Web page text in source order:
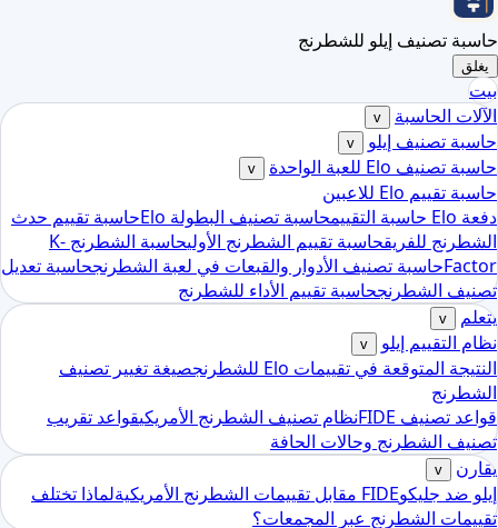
حاسبة تصنيف إيلو للشطرنج
يغلق
بيت
الآلات الحاسبة
v
حاسبة تصنيف إيلو v
حاسبة تصنيف Elo للعبة الواحدة v
حاسبة تقييم Elo للاعبين
دفعة Elo حاسبة التقييم
حاسبة تصنيف البطولة Elo
حاسبة تقييم حدث
الشطرنج للفريقحاسبة تقييم الشطرنج الأولي
حاسبة الشطرنج K-
Factorحاسبة تصنيف الأدوار والقبعات في لعبة الشطرنجحاسبة تعديل
تصنيف الشطرنجحاسبة تقييم الأداء للشطرنج
يتعلم
v
نظام التقييم إيلو v
النتيجة المتوقعة في تقييمات Elo للشطرنج
صيغة تغيير تصنيف
الشطرنج
قواعد تصنيف FIDE
نظام تصنيف الشطرنج الأمريكيقواعد تقريب
تصنيف الشطرنج وحالات الحافة
يقارن
v
إيلو ضد جليكوFIDE مقابل تقييمات الشطرنج الأمريكية
لماذا تختلف
تقييمات الشطرنج عبر المجمعات؟